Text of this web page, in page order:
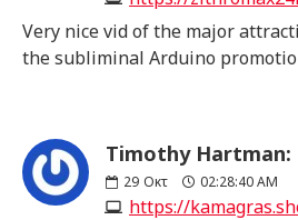
Very nice vid of the major
the subliminal Arduino
Timothy Hartman:
29 Οκτ 02:28:40 AM
https://